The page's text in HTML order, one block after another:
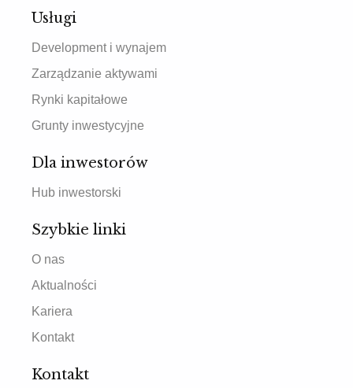
Usługi
Development i wynajem
Zarządzanie aktywami
Rynki kapitałowe
Grunty inwestycyjne
Dla inwestorów
Hub inwestorski
Szybkie linki
O nas
Aktualności
Kariera
Kontakt
Kontakt